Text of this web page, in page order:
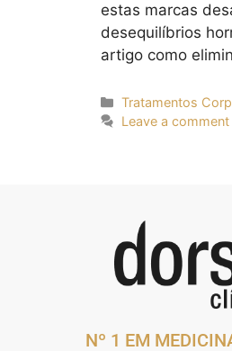
estas marcas
desequilíbrios
artigo como
Tratamentos
Leave a comment
Nº 1 EM